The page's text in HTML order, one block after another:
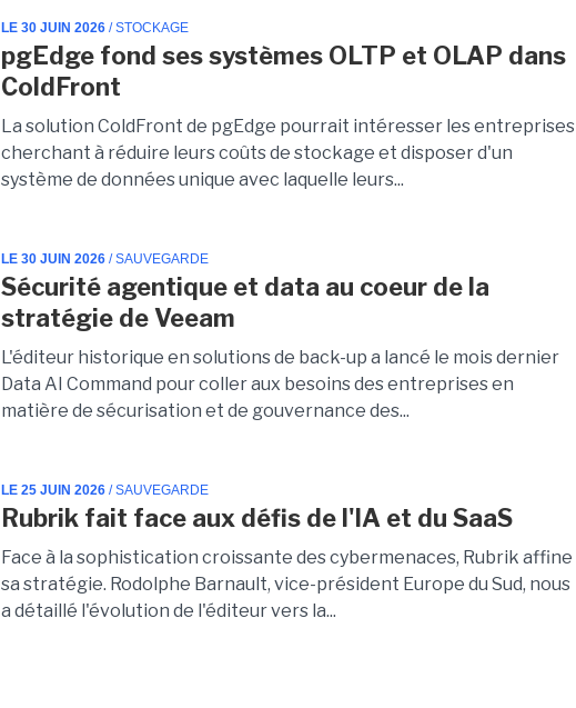
LE 30 JUIN 2026 / STOCKAGE
pgEdge fond ses systèmes OLTP et OLAP dans
ColdFront
La solution ColdFront de pgEdge pourrait intéresser les entreprises
cherchant à réduire leurs coûts de stockage et disposer d'un
système de données unique avec laquelle leurs...
LE 30 JUIN 2026 / SAUVEGARDE
Sécurité agentique et data au coeur de la
stratégie de Veeam
L'éditeur historique en solutions de back-up a lancé le mois dernier
Data AI Command pour coller aux besoins des entreprises en
matière de sécurisation et de gouvernance des...
LE 25 JUIN 2026 / SAUVEGARDE
Rubrik fait face aux défis de l'IA et du SaaS
Face à la sophistication croissante des cybermenaces, Rubrik affine
sa stratégie. Rodolphe Barnault, vice-président Europe du Sud, nous
a détaillé l'évolution de l'éditeur vers la...